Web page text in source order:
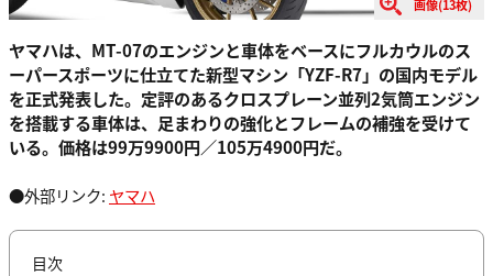
画像(13枚)
ヤマハは、MT-07のエンジンと車体をベースにフルカウルのス
ーパースポーツに仕立てた新型マシン「YZF-R7」の国内モデル
を正式発表した。定評のあるクロスプレーン並列2気筒エンジン
を搭載する車体は、足まわりの強化とフレームの補強を受けて
いる。価格は99万9900円／105万4900円だ。
●外部リンク: ヤマハ
目次